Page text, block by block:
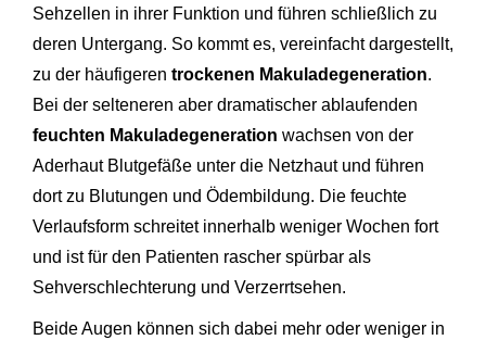
Sehzellen in ihrer Funktion und führen schließlich zu
deren Untergang. So kommt es, vereinfacht dargestellt,
zu der häufigeren trockenen Makuladegeneration.
Bei der selteneren aber dramatischer ablaufenden
feuchten Makuladegeneration wachsen von der
Aderhaut Blutgefäße unter die Netzhaut und führen
dort zu Blutungen und Ödembildung. Die feuchte
Verlaufsform schreitet innerhalb weniger Wochen fort
und ist für den Patienten rascher spürbar als
Sehverschlechterung und Verzerrtsehen.
Beide Augen können sich dabei mehr oder weniger in